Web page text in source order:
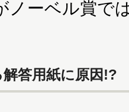
ノーベル賞で
答用紙に原因!?